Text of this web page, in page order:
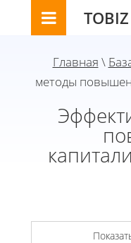
TOBIZ
Главная \
методы